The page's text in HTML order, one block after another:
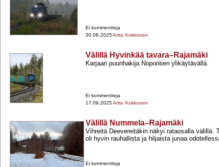
Ei kommentteja
30.08.2025Arttu Kokkonen
Välillä Hyvinkää tavara–Rajamäki
Karjaan puunhakija Nopontien ylikäytävällä.
Ei kommentteja
17.09.2025Arttu Kokkonen
Välillä Nummela–Rajamäki
Vihreitä Deevereitäkin näkyi rataosalla välillä.
oli hyvin rauhallista ja hiljaista junaa
Ei kommentteja